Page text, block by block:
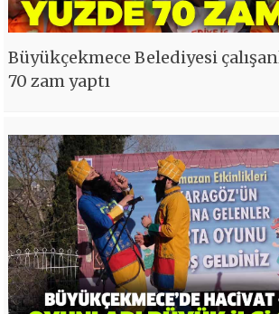
Büyükçekmece Belediyesi
70 zam yaptı